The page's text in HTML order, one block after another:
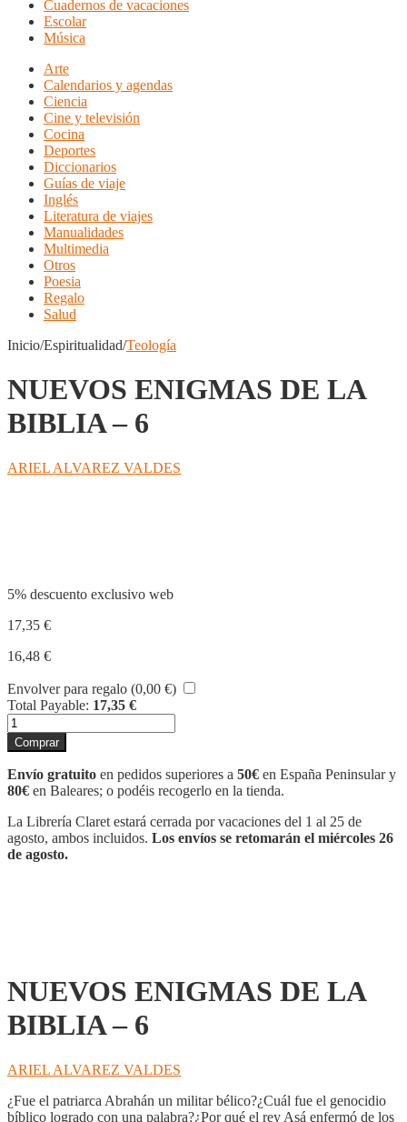
Cuadernos de vacaciones
Escolar
Música
Arte
Calendarios y agendas
Ciencia
Cine y televisión
Cocina
Deportes
Diccionarios
Guías de viaje
Inglés
Literatura de viajes
Manualidades
Multimedia
Otros
Poesia
Regalo
Salud
Inicio/Espiritualidad/Teología
NUEVOS ENIGMAS DE LA
BIBLIA – 6
ARIEL ALVAREZ VALDES
5% descuento exclusivo web
17,35 €
16,48 €
Envolver para regalo (0,00 €)
Total Payable: 17,35 €
NUEVOS
ENIGMAS
DE
LA
BIBLIA
6
cantidad
Comprar
Envío gratuito en pedidos superiores a 50€ en España Peninsular y
80€ en Baleares; o podéis recogerlo en la tienda.
La Librería Claret estará cerrada por vacaciones del 1 al 25 de
agosto, ambos incluidos. Los envíos se retomarán el miércoles 26
de agosto.
NUEVOS ENIGMAS DE LA
BIBLIA – 6
ARIEL ALVAREZ VALDES
¿Fue el patriarca Abrahán un militar bélico?¿Cuál fue el genocidio
bíblico logrado con una palabra?¿Por qué el rey Asá enfermó de los